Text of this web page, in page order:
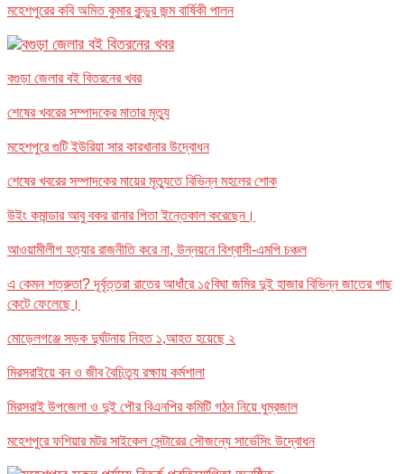
মহেশপুরের কবি অমিত কুমার কুন্ডুর জন্ম বার্ষিকী পালন
বগুড়া জেলার বই বিতরনের খবর
শেষের খবরের সম্পাদকের মাতার মৃত্যু
মহেশপুরে গুটি ইউরিয়া সার কারখানার উদ্বোধন
শেষের খবরের সম্পাদকের মায়ের মৃত্যুতে বিভিন্ন মহলের শোক
উইং কমান্ডার আবু বকর রানার পিতা ইন্তেকাল করেছেন।
আওয়ামীলীগ হত্যার রাজনীতি করে না, উন্নয়নে বিশ্বাসী-এমপি চঞ্চল
এ কেমন শত্রুতা? দূর্বৃত্তরা রাতের আধাঁরে ১৫বিঘা জমির দুই হাজার বিভিন্ন জাতের গাছ
কেটে ফেলেছে।
মোড়েলগঞ্জে সড়ক দুর্ঘটনায় নিহত ১,আহত হয়েছে ২
মিরসরাইয়ে বন ও জীব বৈচিত্র্য রক্ষায় কর্মশালা
মিরসরাই উপজেলা ও দুই পৌর বিএনপির কমিটি গঠন নিয়ে ধুম্রজাল
মহেশপুরে ফশিয়ার মটর সাইকেল সেন্টারের সৌজন্যে সার্ভেসিং উদ্বোধন